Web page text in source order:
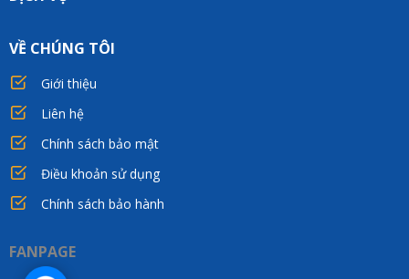
VỀ CHÚNG TÔI
Giới thiệu
Liên hệ
Chính sách bảo mật
Điều khoản sử dụng
Chính sách bảo hành
FANPAGE